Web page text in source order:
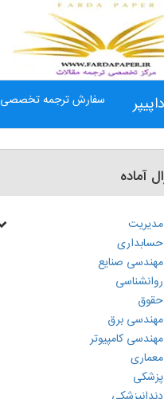
سفارش ترجمه تخصصی
آماده
مدیریت
حسابداری
مهندسی صنایع
حقوق
مهندسی برق
کامپیوتر
پزشکی